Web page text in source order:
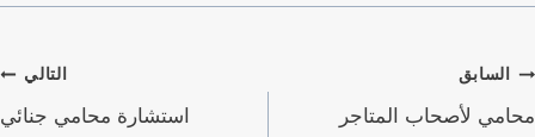
تصفّح
المقالات
السابق
محامي لأصحاب المتاجر
التالي
استشارة محامي جنائي